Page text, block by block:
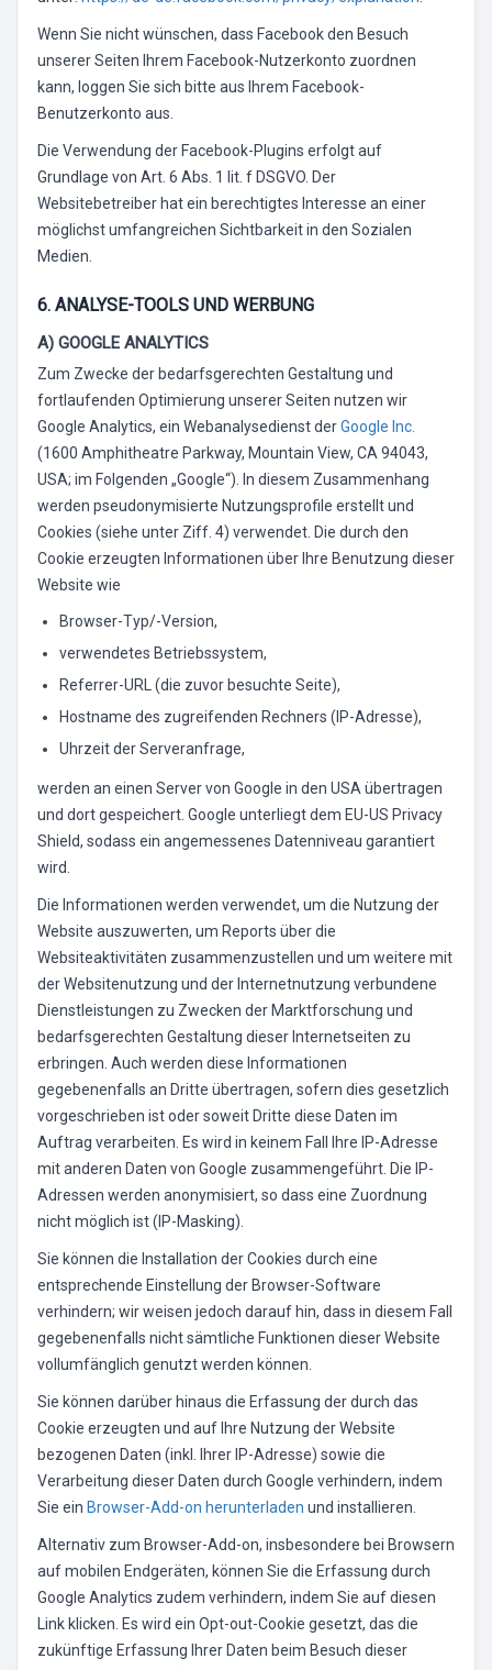
Wenn Sie nicht wünschen, dass Facebook den Besuch
unserer Seiten Ihrem Facebook-Nutzerkonto zuordnen
kann, loggen Sie sich bitte aus Ihrem Facebook-
Benutzerkonto aus.
Die Verwendung der Facebook-Plugins erfolgt auf
Grundlage von Art. 6 Abs. 1 lit. f DSGVO. Der
Websitebetreiber hat ein berechtigtes Interesse an einer
möglichst umfangreichen Sichtbarkeit in den Sozialen
Medien.
6. ANALYSE-TOOLS UND WERBUNG
A) GOOGLE ANALYTICS
Zum Zwecke der bedarfsgerechten Gestaltung und
fortlaufenden Optimierung unserer Seiten nutzen wir
Google Analytics, ein Webanalysedienst derGoogle Inc.
(1600 Amphitheatre Parkway, Mountain View, CA 94043,
USA; im Folgenden „Google“). In diesem Zusammenhang
werden pseudonymisierte Nutzungsprofile erstellt und
Cookies (siehe unter Ziff. 4) verwendet. Die durch den
Cookie erzeugten Informationen über Ihre Benutzung dieser
Website wie
Browser-Typ/-Version,
verwendetes Betriebssystem,
Referrer-URL (die zuvor besuchte Seite),
Hostname des zugreifenden Rechners (IP-Adresse),
Uhrzeit der Serveranfrage,
werden an einen Server von Google in den USA übertragen
und dort gespeichert. Google unterliegt dem EU-US Privacy
Shield, sodass ein angemessenes Datenniveau garantiert
wird.
Die Informationen werden verwendet, um die Nutzung der
Website auszuwerten, um Reports über die
Websiteaktivitäten zusammenzustellen und um weitere mit
der Websitenutzung und der Internetnutzung verbundene
Dienstleistungen zu Zwecken der Marktforschung und
bedarfsgerechten Gestaltung dieser Internetseiten zu
erbringen. Auch werden diese Informationen
gegebenenfalls an Dritte übertragen, sofern dies gesetzlich
vorgeschrieben ist oder soweit Dritte diese Daten im
Auftrag verarbeiten. Es wird in keinem Fall Ihre IP-Adresse
mit anderen Daten von Google zusammengeführt. Die IP-
Adressen werden anonymisiert, so dass eine Zuordnung
nicht möglich ist (IP-Masking).
Sie können die Installation der Cookies durch eine
entsprechende Einstellung der Browser-Software
verhindern; wir weisen jedoch darauf hin, dass in diesem Fall
gegebenenfalls nicht sämtliche Funktionen dieser Website
vollumfänglich genutzt werden können.
Sie können darüber hinaus die Erfassung der durch das
Cookie erzeugten und auf Ihre Nutzung der Website
bezogenen Daten (inkl. Ihrer IP-Adresse) sowie die
Verarbeitung dieser Daten durch Google verhindern, indem
Sie ein Browser-Add-on herunterladen und installieren.
Alternativ zum Browser-Add-on, insbesondere bei Browsern
auf mobilen Endgeräten, können Sie die Erfassung durch
Google Analytics zudem verhindern, indem Sie auf diesen
Link klicken. Es wird ein Opt-out-Cookie gesetzt, das die
zukünftige Erfassung Ihrer Daten beim Besuch dieser